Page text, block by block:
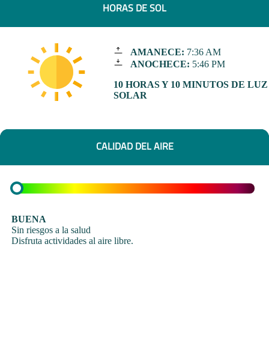
HORAS DE SOL
AMANECE: 7:36 AM
ANOCHECE: 5:46 PM
10 HORAS Y 10 MINUTOS DE LUZ
SOLAR
CALIDAD DEL AIRE
BUENA
Sin riesgos a la salud
Disfruta actividades al aire libre.